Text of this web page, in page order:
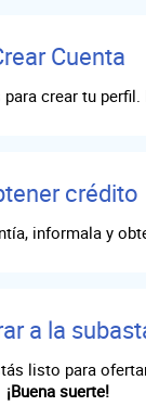
Cuenta
crear tu perfil.
crédito
informala y
a la
listo para
¡Buena suerte!